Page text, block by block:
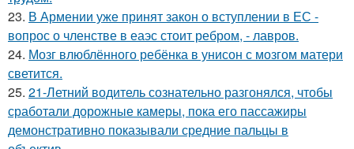
23. В Армении уже принят закон о вступлении в ЕС -
вопрос о членстве в еаэс стоит ребром, - лавров.
24. Мозг влюблённого ребёнка в унисон с мозгом матери
светится.
25. 21-Летний водитель сознательно разгонялся, чтобы
сработали дорожные камеры, пока его пассажиры
демонстративно показывали средние пальцы в